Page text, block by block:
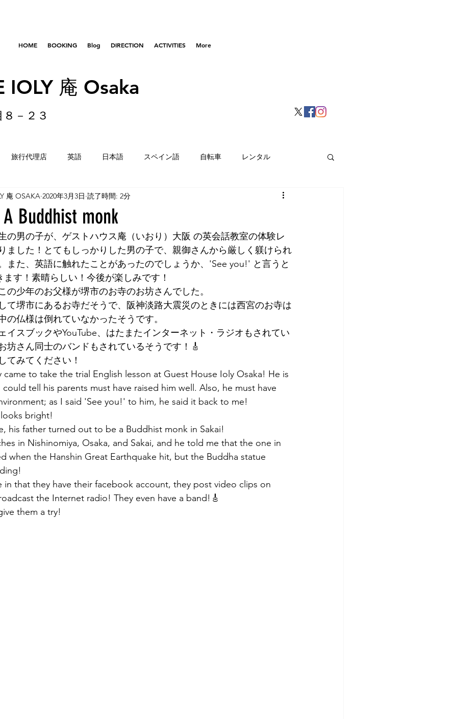
HOME BOOKING Blog DIRECTION ACTIVITIES More
IOLY 庵 Osaka
－２３
旅行代理店 英語 日本語 スペイン語 自転車 レンタル
はびきのコロセアム 東京 Hong Kong
群 鼓いちじくソース 恵我ノ荘駅 サンドイッチ アプリコット
台湾 西国三十三所 藤井寺
monk
庵 OSAKA 2020年3月3日 読了時間: 2分
の男の子が、ゲストハウス庵（いおり）大阪 の英会話教室の体験レ
ました！とてもしっかりした男の子で、親御さんから厳しく躾けられ
また、英語に触れたことがあったのでしょうか、'See you!' と言うと
す！素晴らしい！今後が楽しみです！
の少年のお父様が堺市のお寺のお坊さんでした。
て堺市にあるお寺だそうで、阪神淡路大震災のときには西宮のお寺は
の仏様は倒れていなかったそうです。
イスブックやYouTube、はたまたインターネット・ラジオもされてい
坊さん同士のバンドもされているそうです！🎸
てみてください！
to take the trial English lesson at Guest House Ioly Osaka! He is
tell his parents must have raised him well. Also, he must have
as I said 'See you!' to him, he said it back to me!
bright!
his father turned out to be a Buddhist monk in Sakai!
in Nishinomiya, Osaka, and Sakai, and he told me that the one in
when the Hanshin Great Earthquake hit, but the Buddha statue
in that they have their facebook account, they post video clips on
the Internet radio! They even have a band!🎸
them a try!